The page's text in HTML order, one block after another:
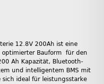
12.8V 200Ah ist eine
optimierter Bauform für den
Ah Kapazität, Bluetooth-
und intelligentem BMS mit
ideal für leistungsstarke